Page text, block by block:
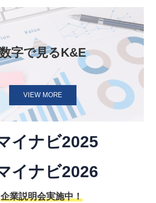
VIEW MORE
企業説明会実施中！